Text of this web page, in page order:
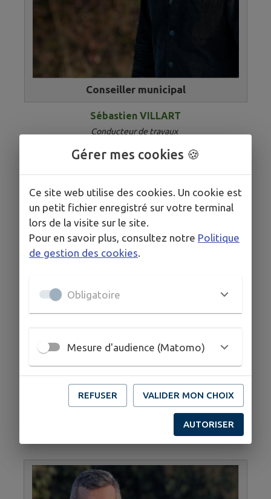
Conseiller municipal
Sébastien VILLART
Conducteur de travaux
Conseillère municipale
Marielle PASCOLO
Gérer mes cookies 🍪
Ce site web utilise des cookies. Un cookie est
un petit fichier enregistré sur votre terminal
lors de la visite sur le site.
Pour en savoir plus, consultez notre Politique
de gestion des cookies.
Obligatoire
Mesure d'audience (Matomo)
REFUSER VALIDER MON CHOIX
AUTORISER